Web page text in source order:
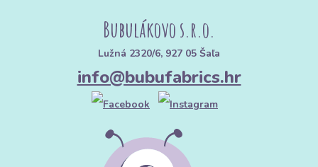
Bubulákovo s.r.o.
Lužná 2320/6, 927 05 Šaľa
info@bubufabrics.hr